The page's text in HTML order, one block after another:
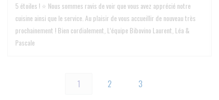
5 étoiles ! ⭐️ Nous sommes ravis de voir que vous avez apprécié notre
cuisine ainsi que le service. Au plaisir de vous accueillir de nouveau très
prochainement ! Bien cordialement, L’équipe Bibovino Laurent, Léa &
Pascale
1 2 3